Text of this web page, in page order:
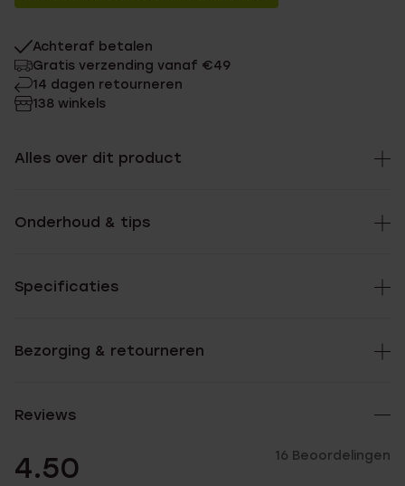
Achteraf betalen
Gratis verzending vanaf €49
14 dagen retourneren
138 winkels
Alles over dit product
Onderhoud & tips
Specificaties
Bezorging & retourneren
Reviews
4.50 16 Beoordelingen